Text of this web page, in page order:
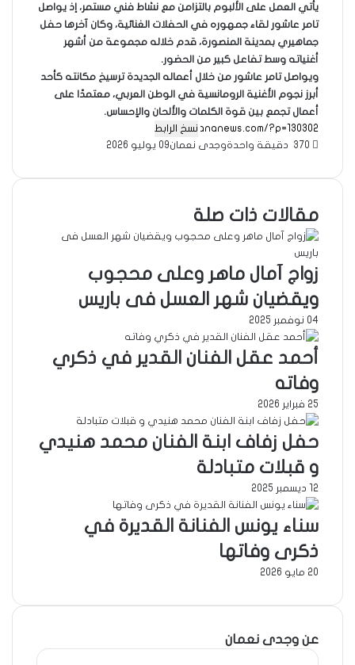
يأتي العمل على الألبوم بالتزامن مع نشاط فني مستمر، إذ يواصل
تامر عاشور لقاء جمهوره في الحفلات الغنائية، وكان آخرها حفل
جماهيري بمدينة المنصورة، قدم خلاله مجموعة من أشهر
أغنياته وسط تفاعل كبير من الحضور.
ويواصل تامر عاشور من خلال أعماله الجديدة ترسيخ مكانته كأحد
أبرز نجوم الأغنية الرومانسية في الوطن العربي، معتمدًا على
أعمال تجمع بين قوة الكلمات والألحان والإحساس.
نسخ الرابط
وجدى نعمان09 يوليو 2026 دقيقة واحدة
مقالات ذات صلة
زواج آمال ماهر وعلى محجوب
ويقضيان شهر العسل فى باريس
04 نوفمبر 2025
أحمد عقل الفنان القدير في ذكري
وفاته
25 فبراير 2026
حفل زفاف ابنة الفنان محمد هنيدي
و قبلات متبادلة
12 ديسمبر 2025
سناء يونس الفنانة القديرة في
ذكرى وفاتها
20 مايو 2026
عن وجدى نعمان